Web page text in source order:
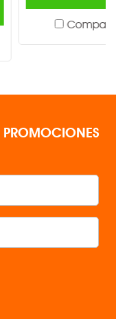
Comparar
PROMOCIONES